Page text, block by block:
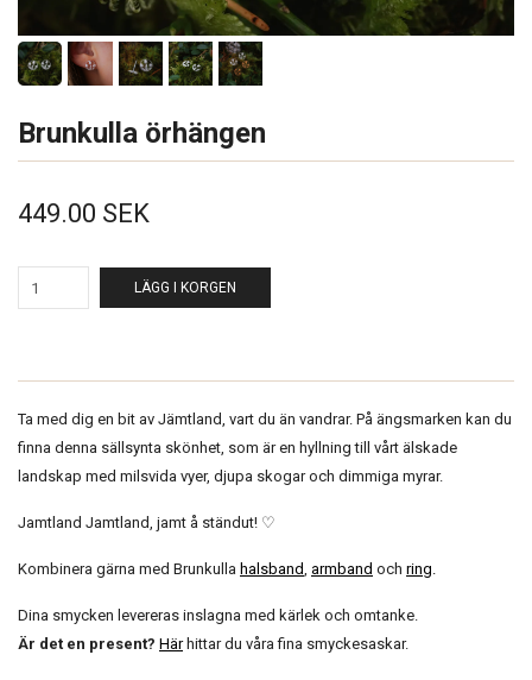
Brunkulla örhängen
449.00 SEK
LÄGG I KORGEN
Ta med dig en bit av Jämtland, vart du än vandrar. På ängsmarken kan du
finna denna sällsynta skönhet, som är en hyllning till vårt älskade
landskap med milsvida vyer, djupa skogar och dimmiga myrar.
Jamtland Jamtland, jamt å ständut! ♡
Kombinera gärna med Brunkulla halsband, armband och ring.
Dina smycken levereras inslagna med kärlek och omtanke.
Är det en present? Härhittar du våra fina smyckesaskar.